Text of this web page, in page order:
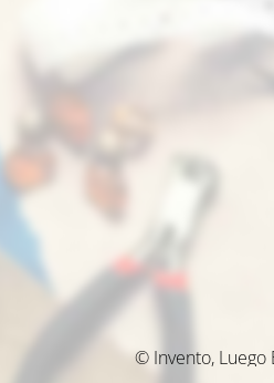
© Invento, Luego